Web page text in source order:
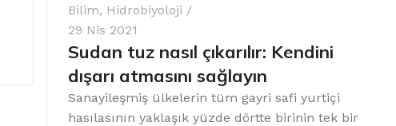
Bilim, Hidrobiyoloji
29 Nis 2021
Sudan tuz nasıl çıkarılır: Kendini
dışarı atmasını sağlayın
Sanayileşmiş ülkelerin tüm gayri safi yurtiçi
hasılasının yaklaşık yüzde dörtte birinin tek bir